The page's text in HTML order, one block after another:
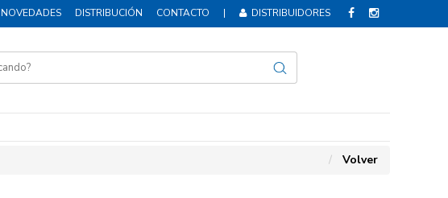
NOVEDADES DISTRIBUCIÓN CONTACTO | DISTRIBUIDORES
Volver